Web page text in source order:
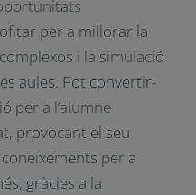
fent-se buit en tots
ja que a més de
creadors de
per a
de moltes eines
centrem en la